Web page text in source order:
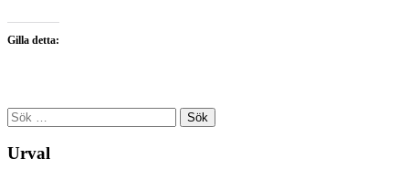
Gilla detta:
Sök
efter:
Urval